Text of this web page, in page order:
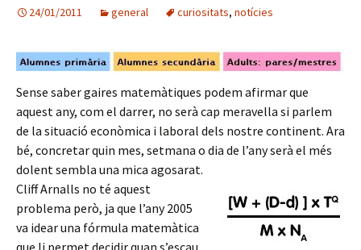
24/01/2011 general curiositats, notícies
Sense saber gaires matemàtiques podem afirmar que
aquest any, com el darrer, no serà cap meravella si parlem
de la situació econòmica i laboral dels nostre continent. Ara
bé, concretar quin mes, setmana o dia de l’any serà el més
dolent sembla una mica agosarat.
Cliff Arnalls no té aquest
problema però, ja que l’any 2005
va idear una fórmula matemàtica